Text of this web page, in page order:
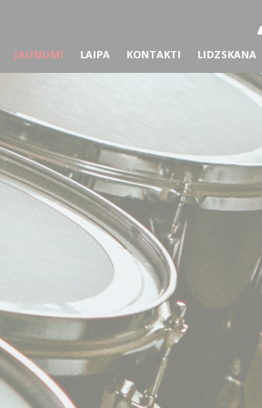
JAUNUMI LAIPA KONTAKTI LIDZSKANA